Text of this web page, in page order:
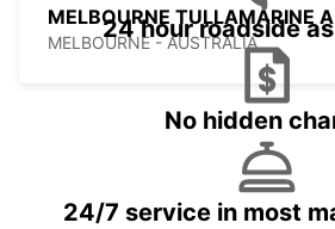
MELBOURNE TULLAMARINE
MELBOURNE - AUSTRALIA
24 hour roadside
No hidden
24/7 service in most